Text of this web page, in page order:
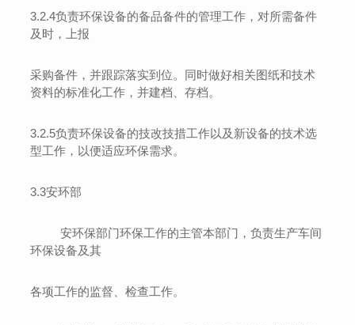
3.2.4负责环保设备的备品备件的管理工作，对所需备件
及时，上报
采购备件，并跟踪落实到位。同时做好相关图纸和技术
资料的标准化工作，并建档、存档。
3.2.5负责环保设备的技改技措工作以及新设备的技术选
型工作，以便适应环保需求。
3.3安环部
安环保部门环保工作的主管本部门，负责生产车间
环保设备及其
各项工作的监督、检查工作。